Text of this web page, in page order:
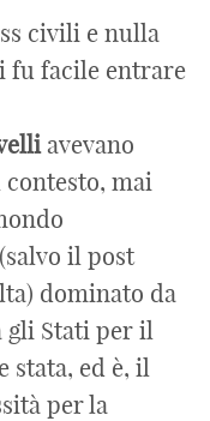
civili e nulla
fu facile entrare
avevano
mai
il post
dominato da
gli Stati per il
stata, ed è, il
per la